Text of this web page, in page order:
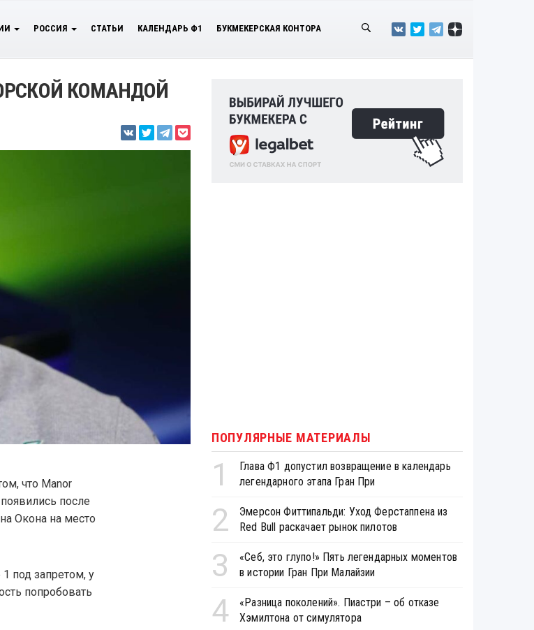
РОССИЯ СТАТЬИ КАЛЕНДАРЬ Ф1 БУКМЕКЕРСКАЯ КОНТОРА
КОМАНДОЙ
что Manor
после
Окона на место
под запретом, у
попробовать
ПОПУЛЯРНЫЕ МАТЕРИАЛЫ
1
Глава Ф1 допустил возвращение в календарь
легендарного этапа Гран При
2
Эмерсон Фиттипальди: Уход Ферстаппена из
Red Bull раскачает рынок пилотов
3
«Себ, это глупо!» Пять легендарных моментов
в истории Гран При Малайзии
4
«Разница поколений». Пиастри – об отказе
Хэмилтона от симулятора